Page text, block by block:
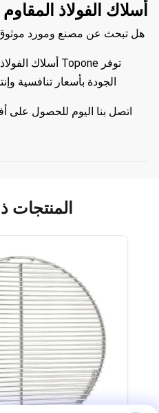
أسلاك الفولاذ المقاوم
هل تبحث عن مصنع ومورد موثوق
الجودة بأسعار تنافسية
اتصل بنا اليوم للحصول على
المنتجات